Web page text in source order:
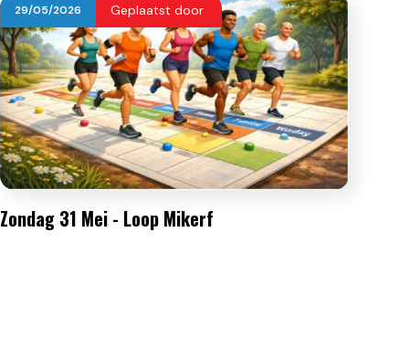
29/05/2026 Geplaatst door
Zondag 31 Mei - Loop Mikerf